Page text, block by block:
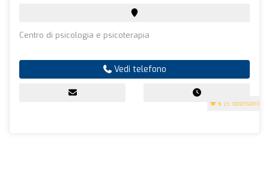
5 (5 recensioni)
Centro di psicologia e psicoterapia
Vedi telefono